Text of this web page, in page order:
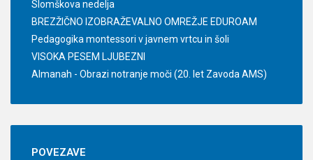
Slomškova nedelja
BREZŽIČNO IZOBRAŽEVALNO OMREŽJE EDUROAM
Pedagogika montessori v javnem vrtcu in šoli
VISOKA PESEM LJUBEZNI
Almanah - Obrazi notranje moči (20. let Zavoda AMS)
POVEZAVE